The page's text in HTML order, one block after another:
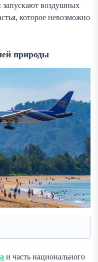
запускают воздушных
которое невозможно
природы
и часть национального